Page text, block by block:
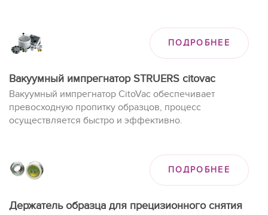
механической обработки, для травления образцов, при
подготовке образцов для исследования на
сканирующем или просвечивающем электронном
микроскопе.
ПОДРОБНЕЕ
Вакуумный импрегнатор STRUERS citovac
Вакуумный импрегнатор CitoVac обеспечивает
превосходную пропитку образцов, процесс
осуществляется быстро и эффективно.
ПОДРОБНЕЕ
Держатель образца для прецизионного снятия